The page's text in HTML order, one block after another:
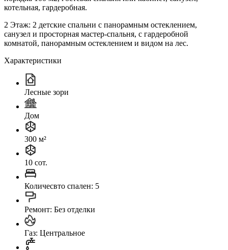
котельная, гардеробная.
2 Этаж: 2 детские спальни с панорамным остеклением,
санузел и просторная мастер-спальня, с гардеробной
комнатой, панорамным остеклением и видом на лес.
Характеристики
Лесные зори
Дом
300 м²
10 сот.
Количесвто спален: 5
Ремонт: Без отделки
Газ: Центральное